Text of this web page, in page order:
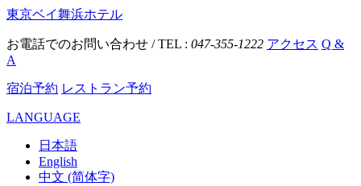
東京ベイ舞浜ホテル
お電話でのお問い合わせ / TEL : 047-355-1222 アクセス Q &
A
宿泊予約 レストラン予約
LANGUAGE
日本語
English
中文 (简体字)